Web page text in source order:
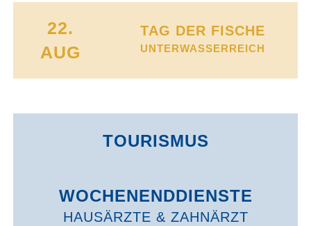
22.
AUG
TAG DER FISCHE
UNTERWASSERREICH
TOURISMUS
WOCHENEND­DIENSTE
HAUSÄRZTE & ZAHNÄRZT